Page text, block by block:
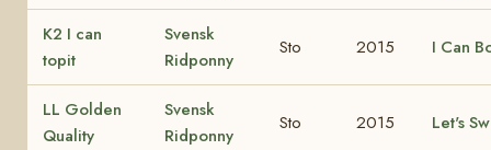
K2 I can
topit
Svensk
Ridponny
Sto 2015 I Can
LL Golden
Quality
Svensk
Ridponny
Sto 2015 Let's